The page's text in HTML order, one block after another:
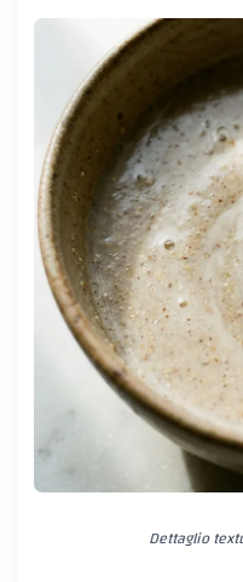
Dettaglio